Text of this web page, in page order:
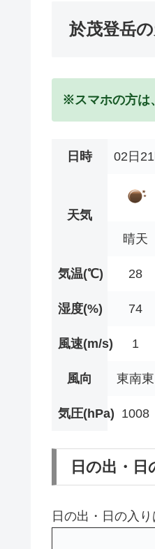
於茂登岳
※スマホの方は
日時 02日
天気
晴天
気温(℃) 28
湿度(%) 74
風速(m/s) 1
風向 東南東
気圧(hPa) 1008
日の出・日
日の出・日の入り